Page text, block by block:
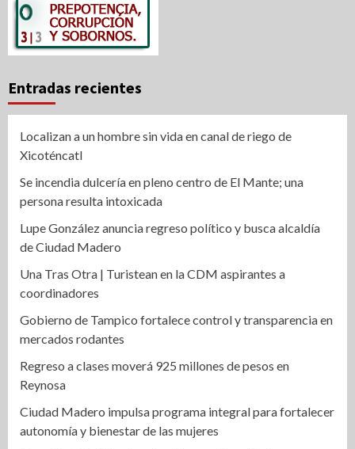
Entradas recientes
Localizan a un hombre sin vida en canal de riego de
Xicoténcatl
Se incendia dulcería en pleno centro de El Mante; una
persona resulta intoxicada
Lupe González anuncia regreso político y busca alcaldía
de Ciudad Madero
Una Tras Otra | Turistean en la CDM aspirantes a
coordinadores
Gobierno de Tampico fortalece control y transparencia en
mercados rodantes
Regreso a clases moverá 925 millones de pesos en
Reynosa
Ciudad Madero impulsa programa integral para fortalecer
autonomía y bienestar de las mujeres